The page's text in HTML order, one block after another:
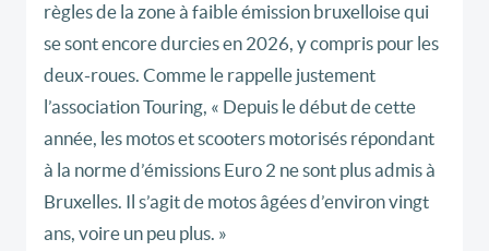
règles de la zone à faible émission bruxelloise qui
se sont encore durcies en 2026, y compris pour les
deux-roues. Comme le rappelle justement
l’association Touring, « Depuis le début de cette
année, les motos et scooters motorisés répondant
à la norme d’émissions Euro 2 ne sont plus admis à
Bruxelles. Il s’agit de motos âgées d’environ vingt
ans, voire un peu plus. »